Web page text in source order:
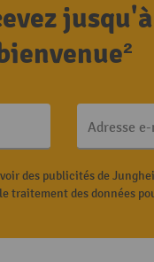
Adresse
des publicités de
traitement des données